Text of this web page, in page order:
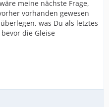
meine nächste Frage,
vorhanden gewesen
was Du als letztes
die Gleise